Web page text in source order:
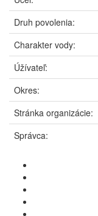
Druh povolenia:
Charakter vody:
Úžívateľ:
Okres:
Stránka organizácie:
Správca: